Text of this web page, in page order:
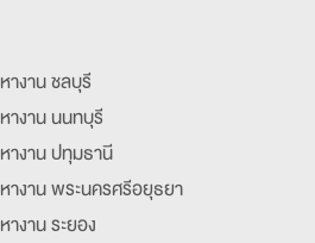
หางาน ชลบุรี
หางาน นนทบุรี
หางาน ปทุมธานี
หางาน พระนครศรีอยุธยา
หางาน ระยอง